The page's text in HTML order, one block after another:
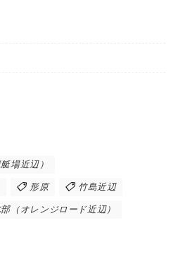
場近辺）
形原 竹島近辺
（オレンジロード近辺）